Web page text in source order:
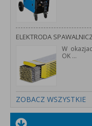
ELEKTRODA
W
OK ...
ZOBACZ WSZYSTKIE